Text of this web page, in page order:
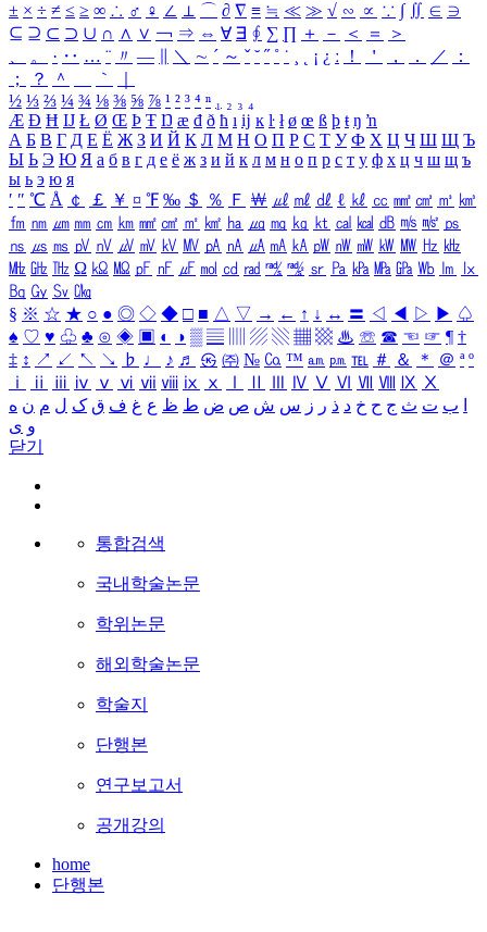
± × ÷ ≠ ≤ ≥ ∞ ∴ ♂ ♀ ∠ ⊥ ⌒ ∂ ∇ ≡ ≒ ≪ ≫ √ ∽ ∝ ∵ ∫ ∬ ∈ ∋
⊆ ⊇ ⊂ ⊃ ∪ ∩ ∧ ∨ ￢ ⇒ ⇔ ∀ ∃ ∮ ∑ ∏ ＋ － ＜ ＝
＞
、
。 · ‥ … ¨ 〃 ― ＼ ∼ ´ ～ ˇ ˘ ˝ ˚ ˙ ¸ ¡ ¿ ː ！ ＇ ， ． ／
：
；
？ ＾ ｀
½ ⅓ ⅔ ¼ ¾ ⅛ ⅜ ⅝ ⅞ ¹ ² ³ ⁴ ⁿ ₁ ₂ ₃ ₄
Æ Ð Ħ Ĳ Ł Ø Œ Þ Ŧ Ŋ æ đ ð ħ ı ĳ ĸ ŀ ł ø œ ß þ ŧ ŋ ŉ
А Б В Г Д Е Ё Ж З И Й К Л М Н О П Р С Т У Ф Х Ц Ч Ш Щ Ъ
Ы Ь Э Ю Я а б в г д е ё ж з и й к л м н о п р с т у ф х ц ч ш щ ъ
ы ь э ю я
′ ″ ℃ Å ￠ ￡ ￥ ¤ ℉ ‰ ＄ ％ Ｆ ￦ ㎕ ㎖ ㎗ ℓ ㎘ ㏄ ㎣ ㎤ ㎥ ㎦
㎙ ㎚ ㎛ ㎜ ㎝ ㎞ ㎟ ㎠ ㎡ ㎢ ㏊ ㎍ ㎎ ㎏ ㏏ ㎈ ㎉ ㏈ ㎧ ㎨ ㎰
㎱ ㎲ ㎳ ㎴ ㎵ ㎶ ㎷ ㎸ ㎹ ㎀ ㎁ ㎂ ㎃ ㎄ ㎺ ㎻ ㎽ ㎾ ㎿ ㎐ ㎑
㎒ ㎓ ㎔ Ω ㏀ ㏁ ㎊ ㎋ ㎌ ㏖ ㏅ ㎭ ㎮ ㎯ ㏛ ㎩ ㎪ ㎫ ㎬ ㏝ ㏐
㏓
㏃ ㏉ ㏜ ㏆
§ ※ ☆ ★ ○ ● ◎ ◇ ◆ □ ■ △ ▽ → ← ↑ ↓ ↔ 〓 ◁ ◀ ▷ ▶ ♤
♠ ♡ ♥ ♧ ♣ ⊙ ◈ ▣ ◐ ◑ ▒ ▤ ▨ ▧ ▦ ▩ ♨ ☏ ☎ ☜ ☞ ¶ †
‡ ↕ ↗ ↙ ↖ ↘ ♭ ♩ ♪ ♬ ㉿ ㈜ № ㏇ ™ ㏂ ㏘ ℡ ＃ ＆ ＊ ＠ ª º
ⅰ
ⅱ ⅲ ⅳ ⅴ ⅵ ⅶ ⅷ ⅸ ⅹ Ⅳ Ⅴ Ⅵ Ⅶ Ⅷ Ⅸ Ⅹ
ب ت ث ج ح خ د ذ ر ز س ش ص ض ط ظ ع غ ف ق ک ل م ن ه
و ی
닫기
통합검색
국내학술논문
학위논문
해외학술논문
학술지
단행본
연구보고서
공개강의
home
단행본